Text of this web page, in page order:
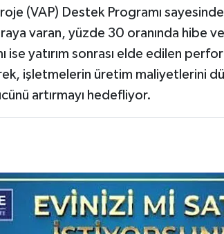
(VAP) Destek Programı sayesinde
varan, yüzde 30 oranında hibe
ise yatırım sonrası elde edilen
işletmelerin üretim maliyetlerini
artırmayı hedefliyor.